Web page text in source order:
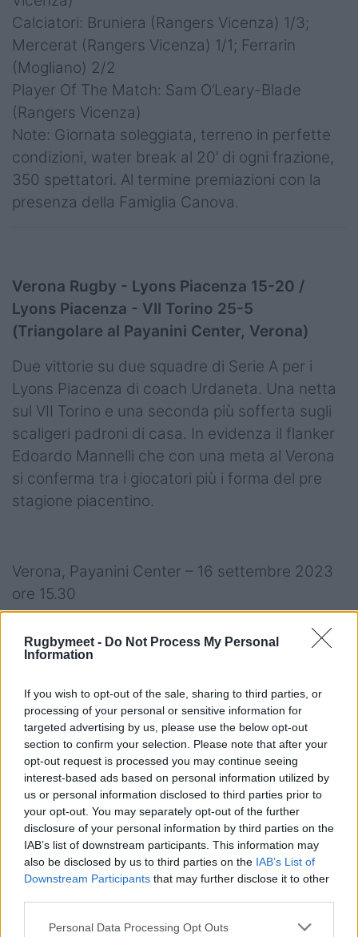
Rugbymeet - Do Not Process My Personal
Information
If you wish to opt-out of the sale, sharing to third parties, or
processing of your personal or sensitive information for
targeted advertising by us, please use the below opt-out
section to confirm your selection. Please note that after your
opt-out request is processed you may continue seeing
interest-based ads based on personal information utilized by
us or personal information disclosed to third parties prior to
your opt-out. You may separately opt-out of the further
disclosure of your personal information by third parties on the
IAB’s list of downstream participants. This information may
also be disclosed by us to third parties on the IAB’s List of
Downstream Participants that may further disclose it to other
Personal Data Processing Opt Outs
Calciatori: Bruniera (Rangers Vicenza) 1/3;
Mercerat (Rangers Vicenza) 1/1; Ferrarin
(Mogliano) 2/2
Player Of The Match: Sam O’Leary-Blade
(Rangers Vicenza)
Note: Giornata soleggiata, terreno in perfette
condizioni, water break al 20’ di ogni frazione,
350 spettatori. Al termine premiazioni con la
presenza della Famiglia Canova.
Verona Rugby - Lyons Piacenza 15-20 /
Lyons Piacenza - VII Torino 25-5
(Triangolare al Payanini Center, Verona)
Due vittorie su due squadre di Serie A per i
Lyons Piacenza di coach Urdaneta. Una netta
sul VII Torino e una seconda più sofferta sugli
scaligeri padroni di casa. In evidenza il flanker
Edoardo Mannelli che con una meta al Verona
si conferma tra i giocatori più i forma del pre
stagione piacentino.
Verona, Payanini Center – 16 settembre 2023
ore 15.30
VII Rugby Torino v Siitav Rugby Lyons 25 – 5
(14-7)
Marcatori:p.t.3’ m Paz, 6’ m Fontana, 10’ m
Rodina, 16’ m Torino, 20’ m De Rossi, 25’ m
Cristian
Sitav Rugby Lyons:Via G; Rodina, Paz, Chico,
Bruno (CAP); Del Bono, Fontana; Moretto,
Bance, Cissè; Cemicetti, Filoni; Morosi, De
Rossi, Acosta
Sono entrati: Salerno, Bottacci, Cristian, Via A.